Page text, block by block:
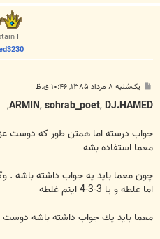
I
پ
ت
یک‌شنبه ۸ مرداد ۱۳۸۵, ۱۰:۴۶ ق.ظ
ARMIN ,sohrab_poet ,DJ.HAMED
,
جواب درسته اما همتن طور كه دوست
معما استفاده بشه
اما غلطه و يا 3-3-4 اينم غلطه
معما بايد يك جواب داشته باشه دوست